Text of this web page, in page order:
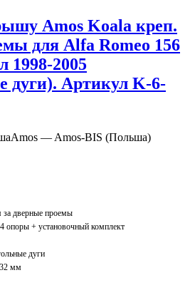
Amos Koala креп.
для Alfa Romeo 156
1998-2005
дуги). Артикул K-6-
Amos — Amos-BIS (Польша)
за дверные проемы
опоры + установочный комплект
дуги
мм